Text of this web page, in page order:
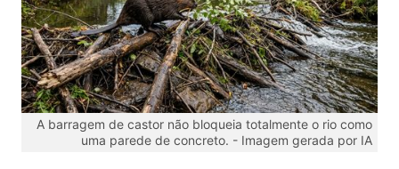
A barragem de castor não bloqueia totalmente o rio como
uma parede de concreto. - Imagem gerada por IA